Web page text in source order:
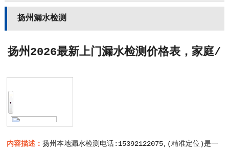
扬州漏水检测
扬州2026最新上门漏水检测价格表，家庭/
内容描述：扬州本地漏水检测电话:15392122075,(精准定位)是一